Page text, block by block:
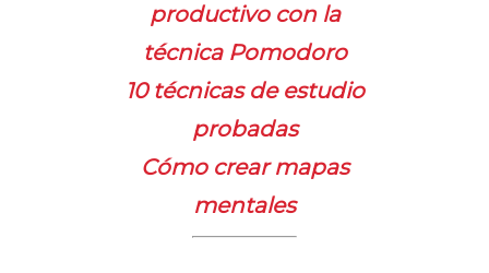
productivo con la
técnica Pomodoro
10 técnicas de estudio
probadas
Cómo crear mapas
mentales